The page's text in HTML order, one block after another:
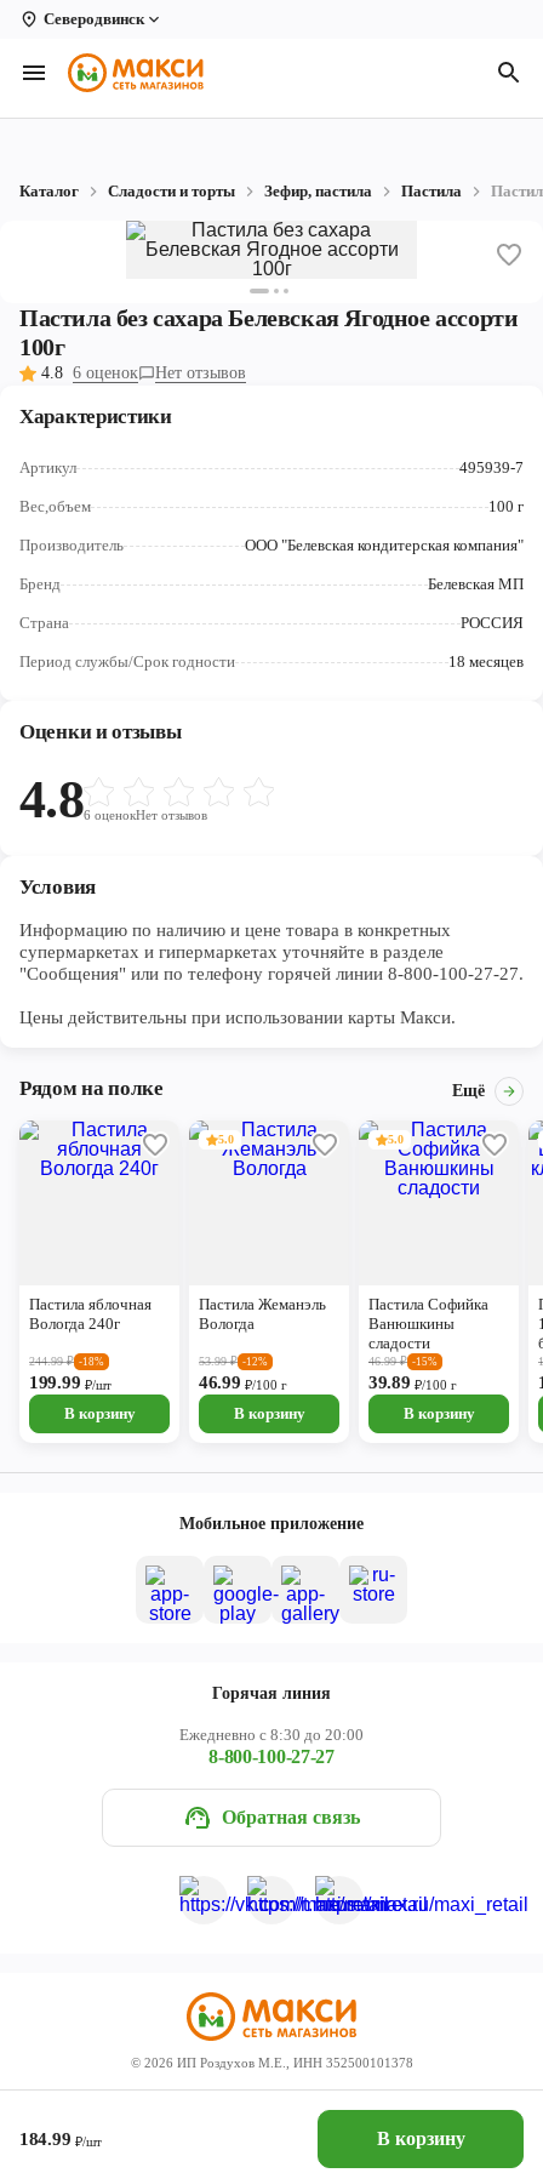
Северодвинск
Вологда
Архангельск
Коряжма
Котлас
Новодвинск
Северодвинск
Череповец
Каталог Сладости и торты Зефир, пастила Пастила
Пастила без сахара Белевская Ягодное ассорти
100г
4.8 6 оценок Нет отзывов
184.99 ₽/шт В корзину
Характеристики
Артикул 495939-7
Вес,объем 100 г
Производитель ООО "Белевская кондитерская компания"
Бренд Белевская МП
Страна РОССИЯ
Период службы/Срок годности 18 месяцев
Оценки и отзывы
4.86 оценокНет отзывов
Условия
Информацию по наличию и цене товара в конкретных
супермаркетах и гипермаркетах уточняйте в разделе
"Сообщения" или по телефону горячей линии 8-800-100-27-27.
Цены действительны при использовании карты Макси.
Рядом на полке Ещё
Пастила яблочная
Вологда 240г
244.99₽ -18%
199.99 ₽/шт
В корзину
5.0
Пастила Жеманэль
Вологда
53.99₽ -12%
46.99₽/100 г
В корзину
5.0
Пастила Софийка
Ванюшкины
сладости
46.99₽ -15%
39.89₽/100 г
В корзину
Мобильное приложение
Горячая линия
Ежедневно с 8:30 до 20:00
8-800-100-27-27
Обратная связь
© 2026 ИП Роздухов М.Е., ИНН 352500101378